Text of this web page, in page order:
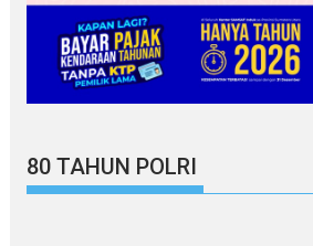
80 TAHUN POLRI